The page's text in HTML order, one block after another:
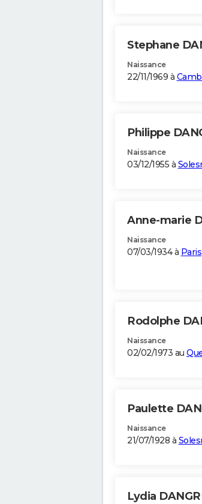
Stephane
Naissance
22/11/1969 à
Philippe
Naissance
03/12/1955 à
Anne-marie
Naissance
07/03/1934 à Paris
Rodolphe
Naissance
02/02/1973 au
Paulette
Naissance
21/07/1928 à
Lydia